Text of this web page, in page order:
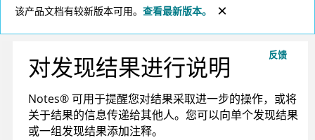
该产品文档有较新版本可用。 查看最新版本。
反馈
对发现结果进行说明
Notes®可用于提醒您对结果采取进一步的操作，或将
关于结果的信息传递给其他人。您可以向单个发现结果
或一组发现结果添加注释。